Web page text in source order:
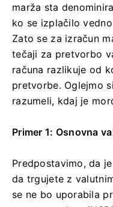
marža sta
ko se izplačilo
Zato se za izračun
tečaji za pretvorbo
računa razlikuje od
pretvorbe. Oglejmo
razumeli, kdaj je
Primer 1: Osnovna
Predpostavimo, da
da trgujete z
se ne bo uporabila